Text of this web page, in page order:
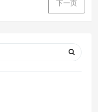
下一页